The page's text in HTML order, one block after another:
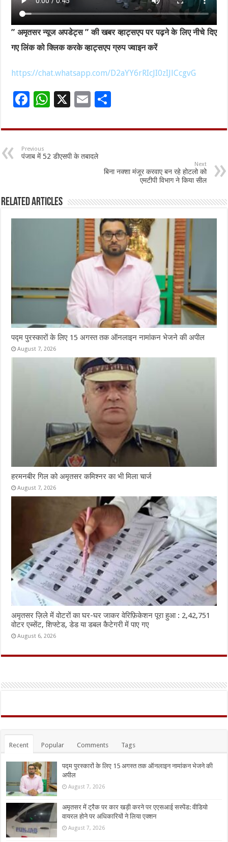
” अमृतसर न्यूज अपडेट्स ” की खबर व्हाट्सएप पर पढ़ने के लिए नीचे दिए
गए लिंक को क्लिक करके व्हाट्सएप ग्रुप ज्वाइन करें
https://chat.whatsapp.com/D2aYY6rRIcJI0zIJlCcgvG
F
e
b
o
k
W
at
sA
p
X
E
ai
l
ar
Previous
पंजाब में 52 डीएसपी के तबादले
Next
बिना नक्शा मंजूर करवाए बन रहे होटलो को
एमटीपी विभाग ने किया सील
Related Articles
पद्म पुरस्कारों के लिए 15 अगस्त तक ऑनलाइन नामांकन भेजने की अपील
August 7, 2026
हरमनबीर गिल को अमृतसर कमिश्नर का भी मिला चार्ज
August 7, 2026
अमृतसर ज़िले में वोटरों का घर-घर जाकर वेरिफ़िकेशन पूरा हुआ : 2,42,751
वोटर एब्सेंट, शिफ्टेड, डेड या डबल कैटेगरी में पाए गए
August 6, 2026
Recent Popular Comments Tags
पद्म पुरस्कारों के लिए 15 अगस्त तक ऑनलाइन नामांकन भेजने की
अपील
August 7, 2026
अमृतसर में ट्रैक पर कार खड़ी करने पर एएसआई सस्पेंड: वीडियो
वायरल होने पर अधिकारियों ने लिया एक्शन
August 7, 2026